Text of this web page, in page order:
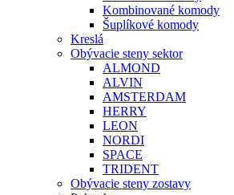
Kombinované komody
Šuplíkové komody
Kreslá
Obývacie steny sektor
ALMOND
ALVIN
AMSTERDAM
HERRY
LEON
NORDI
SPACE
TRIDENT
Obývacie steny zostavy